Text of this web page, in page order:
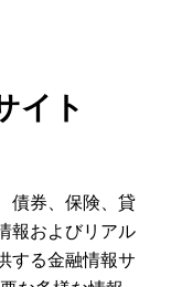
イト
債券、保険、貸
報およびリアル
する金融情報サ